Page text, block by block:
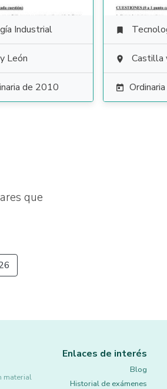
Industrial
León
de 2010

 Castilla

que
material
Enlaces de interés
Blog
Historial de exámenes